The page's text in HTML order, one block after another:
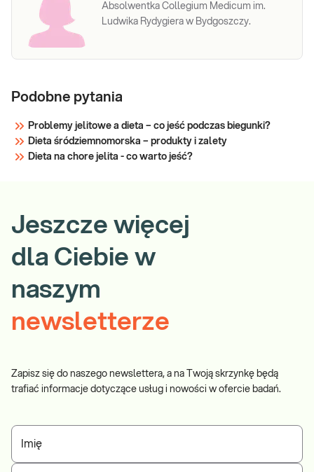
Absolwentka Collegium Medicum im.
Ludwika Rydygiera w Bydgoszczy.
Podobne pytania
Problemy jelitowe a dieta – co jeść podczas biegunki?
Dieta śródziemnomorska – produkty i zalety
Dieta na chore jelita - co warto jeść?
Jeszcze więcej
dla Ciebie w
naszym
newsletterze
Zapisz się do naszego newslettera, a na Twoją skrzynkę będą
trafiać informacje dotyczące usług i nowości w ofercie badań.
Imię